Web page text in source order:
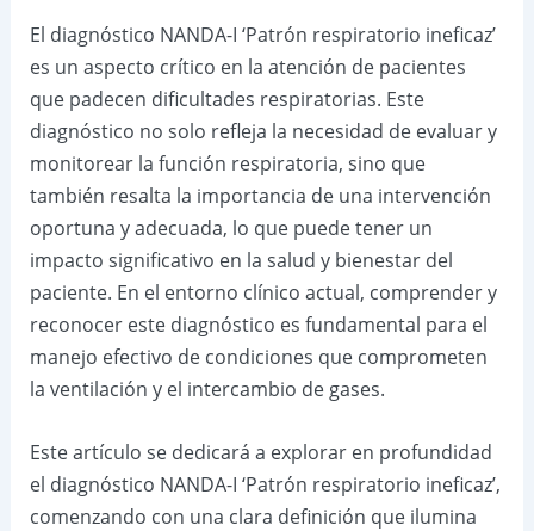
El diagnóstico NANDA-I ‘Patrón respiratorio ineficaz’
es un aspecto crítico en la atención de pacientes
que padecen dificultades respiratorias. Este
diagnóstico no solo refleja la necesidad de evaluar y
monitorear la función respiratoria, sino que
también resalta la importancia de una intervención
oportuna y adecuada, lo que puede tener un
impacto significativo en la salud y bienestar del
paciente. En el entorno clínico actual, comprender y
reconocer este diagnóstico es fundamental para el
manejo efectivo de condiciones que comprometen
la ventilación y el intercambio de gases.
Este artículo se dedicará a explorar en profundidad
el diagnóstico NANDA-I ‘Patrón respiratorio ineficaz’,
comenzando con una clara definición que ilumina